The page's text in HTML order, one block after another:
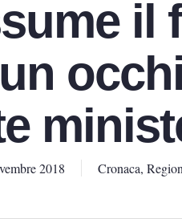
il
2018 Cronaca,